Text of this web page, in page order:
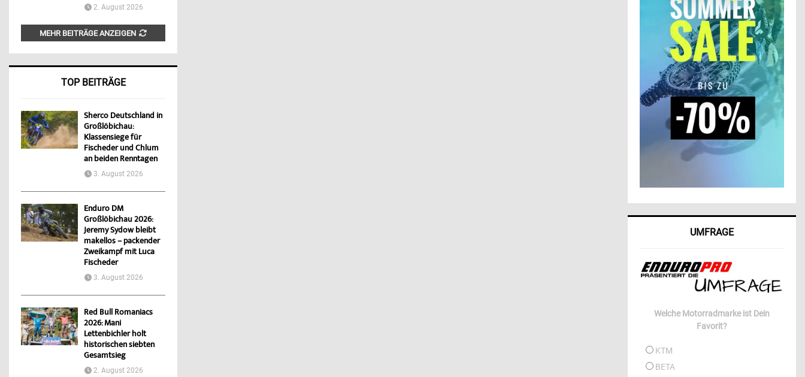
2. August 2026
MEHR BEITRÄGE ANZEIGEN
TOP BEITRÄGE
Sherco Deutschland in
Großlöbichau:
Klassensiege für
Fischeder und Chlum
an beiden Renntagen
3. August 2026
Enduro DM
Großlöbichau 2026:
Jeremy Sydow bleibt
makellos – packender
Zweikampf mit Luca
Fischeder
3. August 2026
Red Bull Romaniacs
2026: Mani
Lettenbichler holt
historischen siebten
Gesamtsieg
2. August 2026
UMFRAGE
Welche Motorradmarke ist Dein
Favorit?
KTM
BETA